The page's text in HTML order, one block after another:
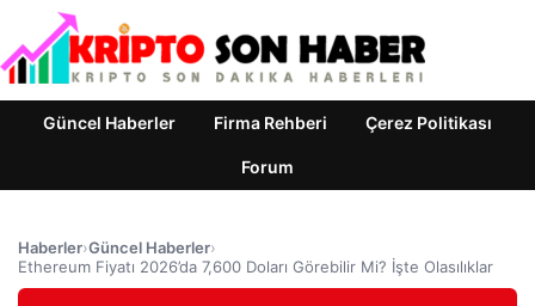
Güncel Haberler Firma Rehberi Çerez Politikası
Forum
Haberler›Güncel Haberler›
Ethereum Fiyatı 2026’da 7,600 Doları Görebilir Mi? İşte Olasılıklar